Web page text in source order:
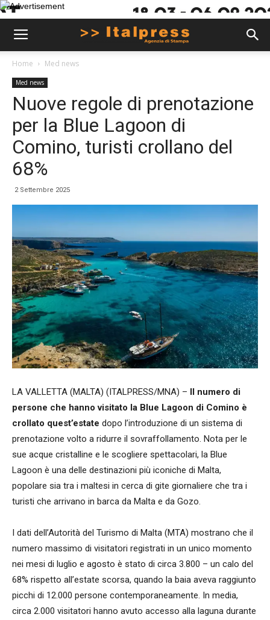
Home Med news
Med news
Nuove regole di prenotazione
per la Blue Lagoon di
Comino, turisti crollano del
68%
2 Settembre 2025
LA VALLETTA (MALTA) (ITALPRESS/MNA) – Il numero di
persone che hanno visitato la Blue Lagoon di Comino è
crollato quest’estate dopo l’introduzione di un sistema di
prenotazione volto a ridurre il sovraffollamento. Nota per le
sue acque cristalline e le scogliere spettacolari, la Blue
Lagoon è una delle destinazioni più iconiche di Malta,
popolare sia tra i maltesi in cerca di gite giornaliere che tra i
turisti che arrivano in barca da Malta e da Gozo.
I dati dell’Autorità del Turismo di Malta (MTA) mostrano che il
numero massimo di visitatori registrati in un unico momento
nei mesi di luglio e agosto è stato di circa 3.800 – un calo del
68% rispetto all’estate scorsa, quando la baia aveva raggiunto
picchi di 12.000 persone contemporaneamente. In media,
circa 2.000 visitatori hanno avuto accesso alla laguna durante